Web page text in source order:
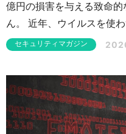
億円の損害を与える致命
ん。 近年、ウイルスを使
く「ビジネスメール詐欺（
違いの被害をもたらす
守り抜くための具体的な防
す。
セキュリティマガジン